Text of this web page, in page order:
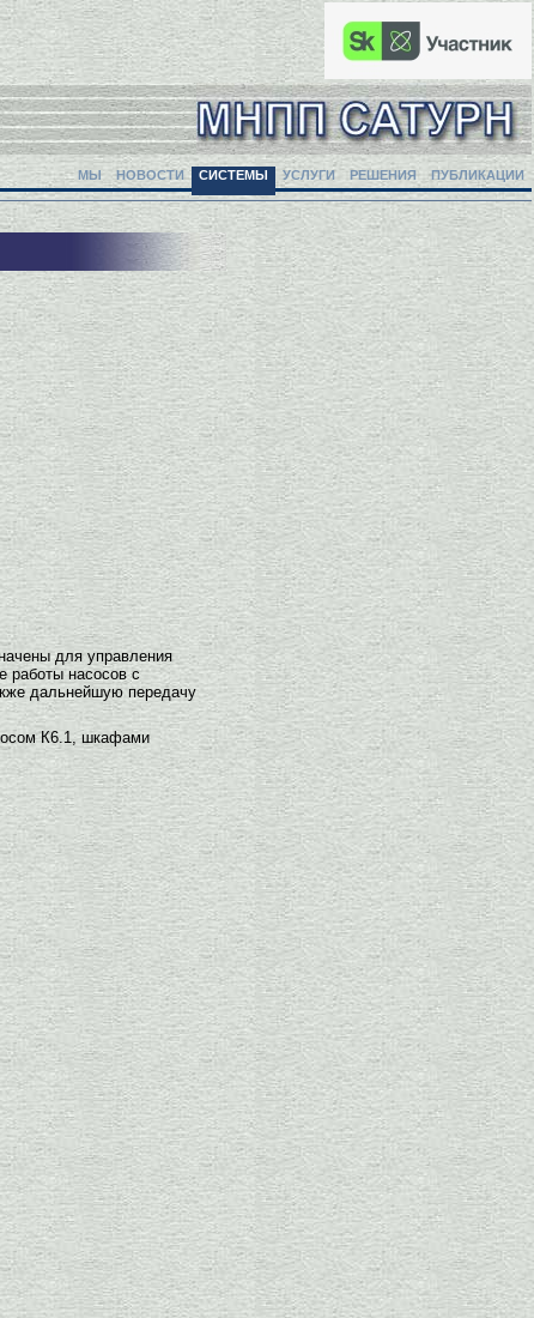
МЫ НОВОСТИ СИСТЕМЫ УСЛУГИ РЕШЕНИЯ ПУБЛИКАЦИИ
для управления
работы насосов с
дальнейшую передачу
К6.1, шкафами